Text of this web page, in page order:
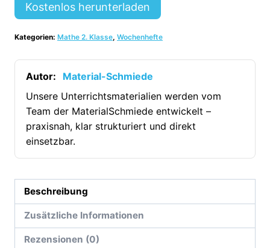
Kostenlos herunterladen
Kategorien: Mathe 2. Klasse, Wochenhefte
Autor:
Material-Schmiede
Unsere Unterrichtsmaterialien werden vom
Team der MaterialSchmiede entwickelt –
praxisnah, klar strukturiert und direkt
einsetzbar.
Beschreibung
Zusätzliche Informationen
Rezensionen (0)